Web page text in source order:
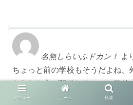
名無しらいふドカン！ よ
ちょっと前の学校もそうだよね、
やられた方が我慢しろって。学校
いのが多いよね、毎年同じノート
メニュー ホーム 検索